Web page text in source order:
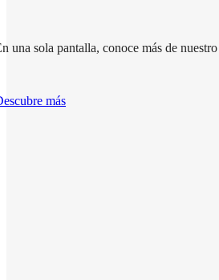
una sola pantalla, conoce más de
más